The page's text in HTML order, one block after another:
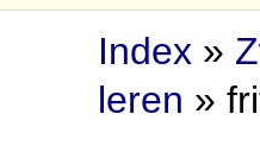
Index »
leren »